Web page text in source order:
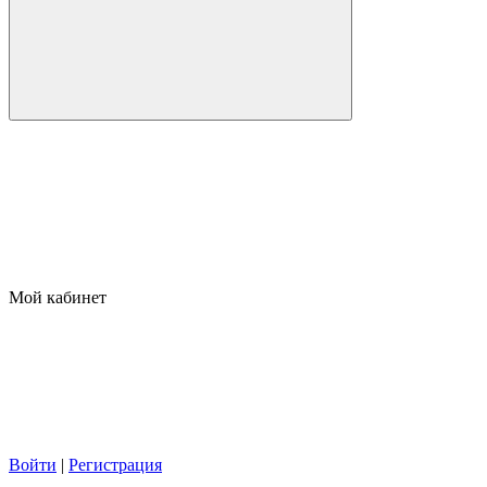
Мой кабинет
Войти | Регистрация